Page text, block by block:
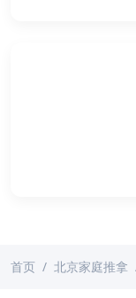
首页 北京家庭推拿